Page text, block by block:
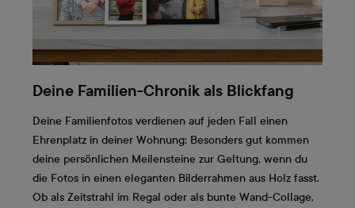
Deine Familien-Chronik als Blickfang
Deine Familienfotos verdienen auf jeden Fall einen
Ehrenplatz in deiner Wohnung: Besonders gut kommen
deine persönlichen Meilensteine zur Geltung, wenn du
die Fotos in einen eleganten Bilderrahmen aus Holz fasst.
Ob als Zeitstrahl im Regal oder als bunte Wand-Collage,